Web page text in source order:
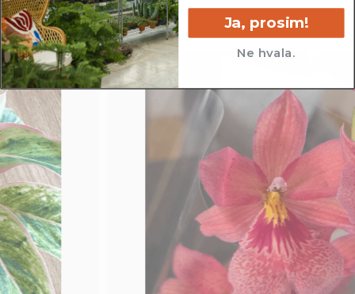
Ja, prosim!
Ne hvala.